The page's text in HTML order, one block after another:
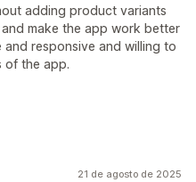
adding product variants
make the app work better
responsive and willing to
of the app.
21 de agosto de 2025